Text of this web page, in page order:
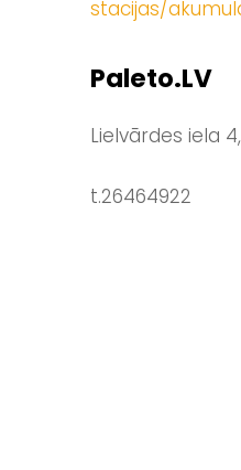
stacijas/
Paleto.LV
Lielvārdes iela
t.26464922